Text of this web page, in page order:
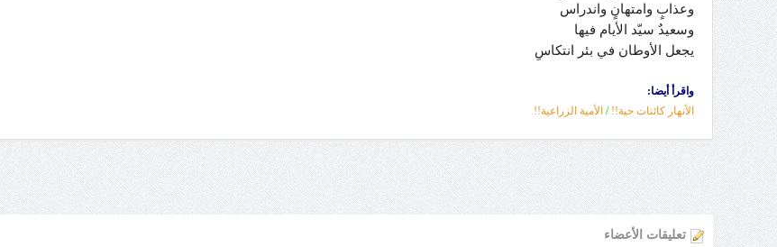
وعذابٍ وامتهانٍ واندراس
وسعيدٌ سيّد الأيام فيها
يجعل الأوطان في بئر انتكاسِ
واقرأ أيضا:
الأنهار كائنات حية!! / الأمية الزراعية!!
تعليقات الأعضاء